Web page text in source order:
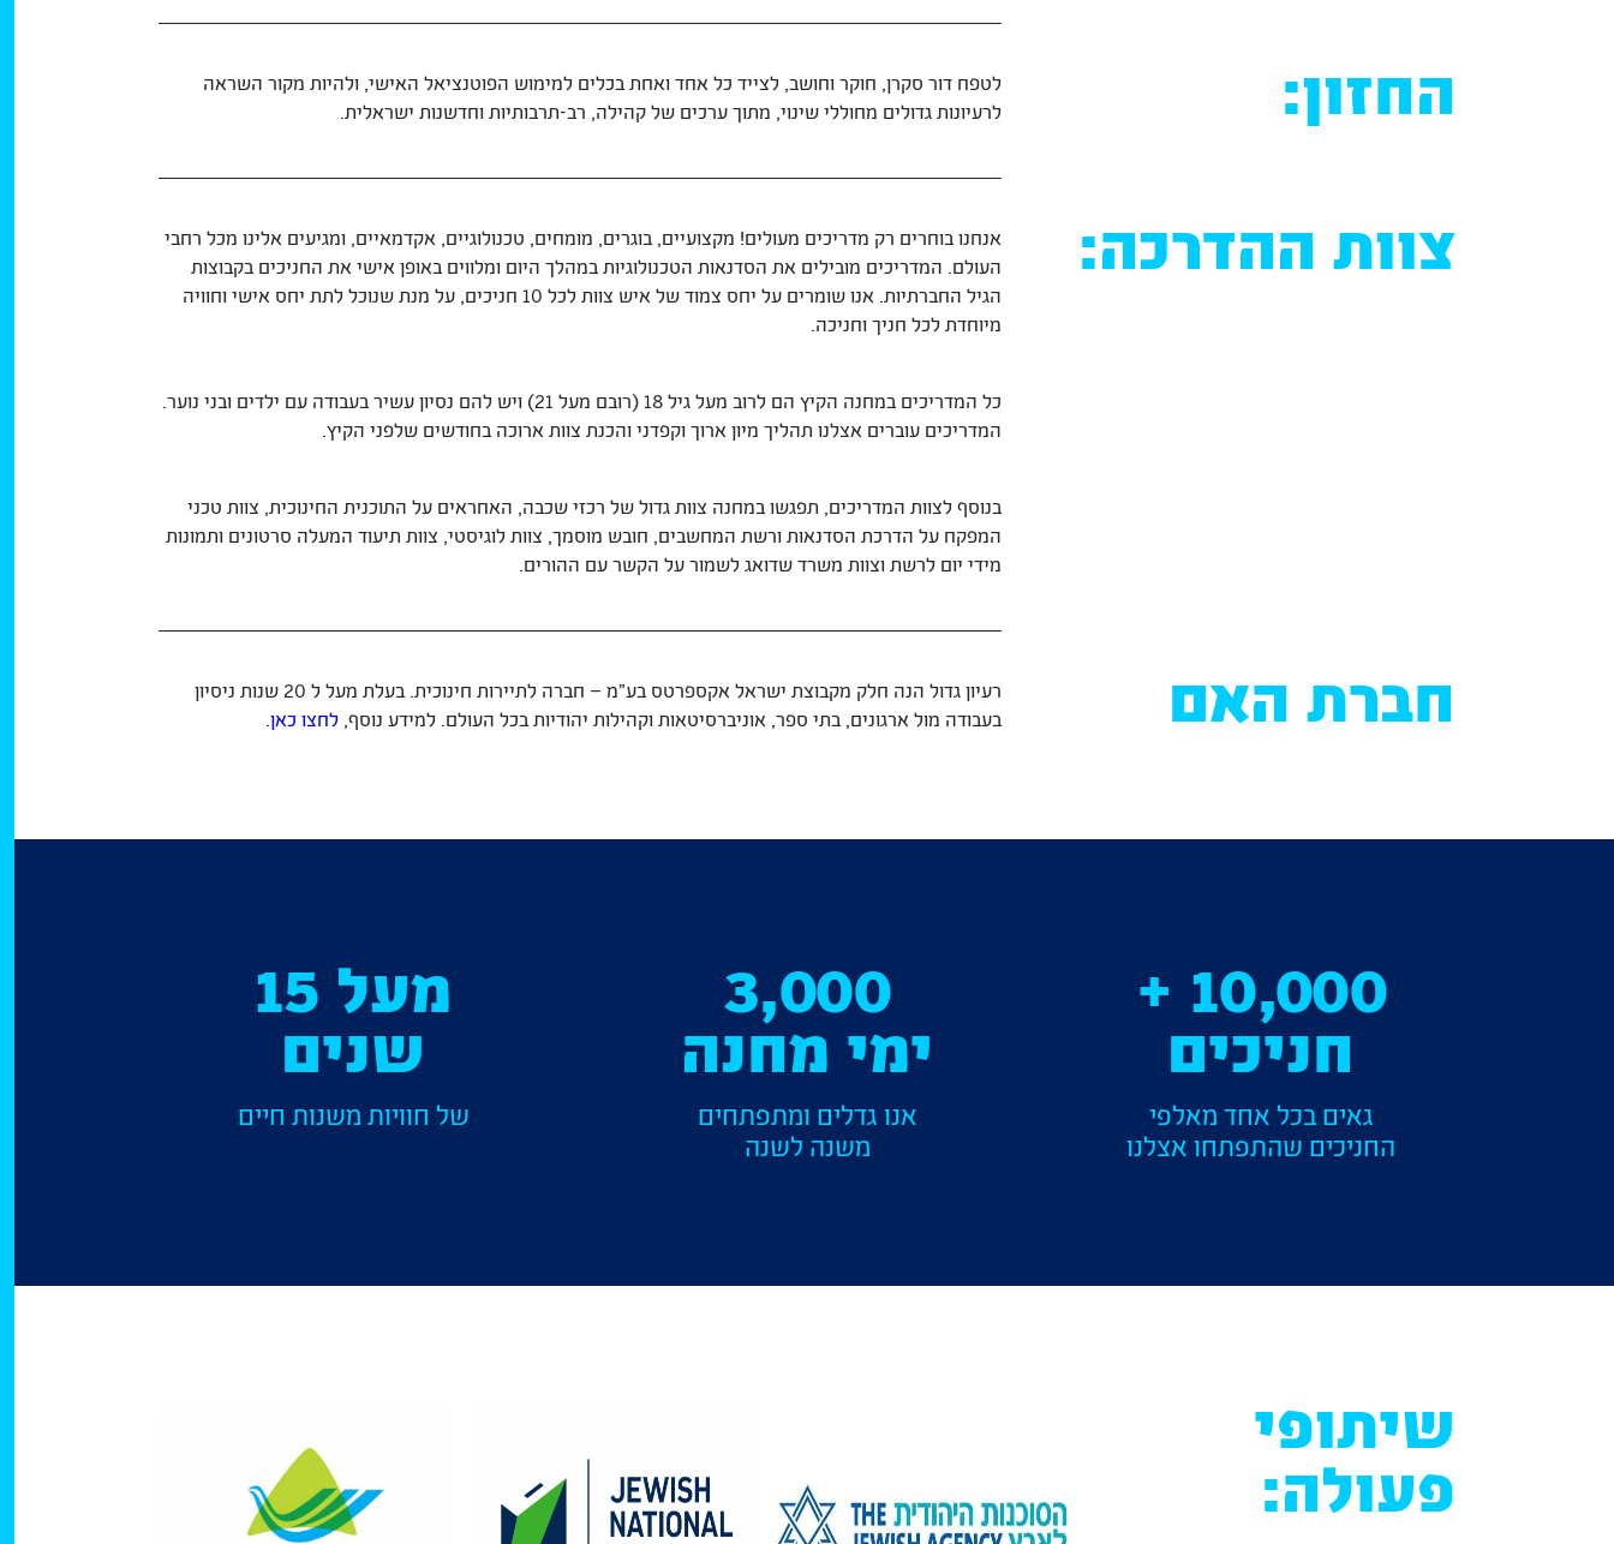
החזון:
לטפח דור סקרן, חוקר וחושב, לצייד כל אחד ואחת בכלים למימוש הפוטנציאל האישי, ולהיות מקור השראה
לרעיונות גדולים מחוללי שינוי, מתוך ערכים של קהילה, רב-תרבותיות וחדשנות ישראלית.
צוות ההדרכה:
אנחנו בוחרים רק מדריכים מעולים! מקצועיים, בוגרים, מומחים, טכנולוגיים, אקדמאיים, ומגיעים אלינו מכל רחבי
העולם. המדריכים מובילים את הסדנאות הטכנולוגיות במהלך היום ומלווים באופן אישי את החניכים בקבוצות
הגיל החברתיות. אנו שומרים על יחס צמוד של איש צוות לכל 10 חניכים, על מנת שנוכל לתת יחס אישי וחוויה
מיוחדת לכל חניך וחניכה.
כל המדריכים במחנה הקיץ הם לרוב מעל גיל 18 (רובם מעל 21) ויש להם נסיון עשיר בעבודה עם ילדים ובני נוער.
המדריכים עוברים אצלנו תהליך מיון ארוך וקפדני והכנת צוות ארוכה בחודשים שלפני הקיץ.
בנוסף לצוות המדריכים, תפגשו במחנה צוות גדול של רכזי שכבה, האחראים על התוכנית החינוכית, צוות טכני
המפקח על הדרכת הסדנאות ורשת המחשבים, חובש מוסמך, צוות לוגיסטי, צוות תיעוד המעלה סרטונים ותמונות
מידי יום לרשת וצוות משרד שדואג לשמור על הקשר עם ההורים.
חברת האם
רעיון גדול הנה חלק מקבוצת ישראל אקספרטס בע"מ – חברה לתיירות חינוכית. בעלת מעל ל 20 שנות ניסיון
בעבודה מול ארגונים, בתי ספר, אוניברסיטאות וקהילות יהודיות בכל העולם. למידע נוסף, לחצו כאן.
10,000 +
חניכים
גאים בכל אחד מאלפי
החניכים שהתפתחו אצלנו
3,000
ימי מחנה
אנו גדלים ומתפתחים
משנה לשנה
מעל 15
שנים
של חוויות משנות חיים
שיתופי
פעולה: